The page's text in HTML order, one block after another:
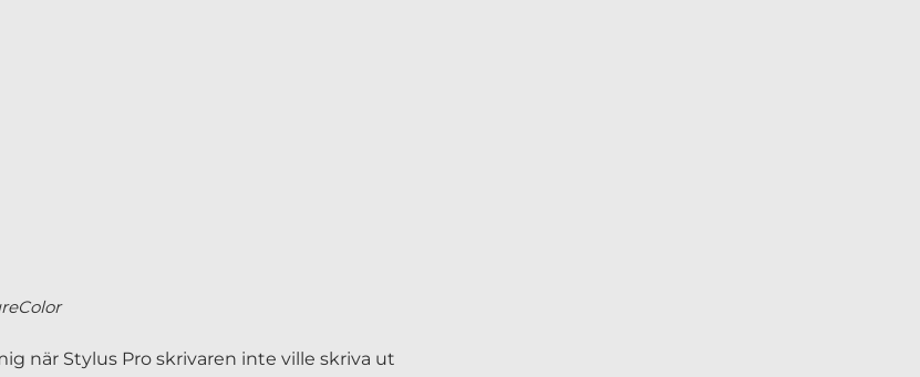
när Stylus Pro skrivaren inte ville skriva ut